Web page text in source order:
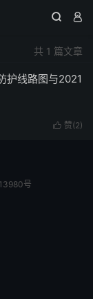
 
共 1 篇文章
护线路图与2021
 赞(2)
号